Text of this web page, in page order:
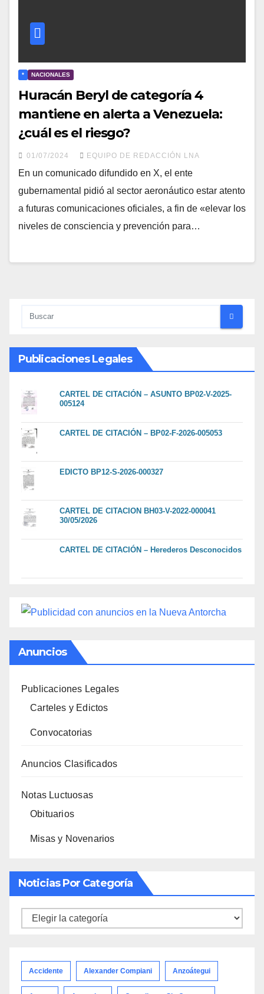
* NACIONALES
Huracán Beryl de categoría 4
mantiene en alerta a Venezuela:
¿cuál es el riesgo?
01/07/2024 EQUIPO DE REDACCIÓN LNA
En un comunicado difundido en X, el ente
gubernamental pidió al sector aeronáutico estar atento
a futuras comunicaciones oficiales, a fin de «elevar los
niveles de consciencia y prevención para…
Publicaciones Legales
CARTEL DE CITACIÓN – ASUNTO BP02-V-2025-
005124
CARTEL DE CITACIÓN – BP02-F-2026-005053
EDICTO BP12-S-2026-000327
CARTEL DE CITACION BH03-V-2022-000041
30/05/2026
CARTEL DE CITACIÓN – Herederos Desconocidos
Anuncios
Publicaciones Legales
Carteles y Edictos
Convocatorias
Anuncios Clasificados
Notas Luctuosas
Obituarios
Misas y Novenarios
Noticias Por Categoría
Noticias
Accidente Alexander Compiani Anzoátegui